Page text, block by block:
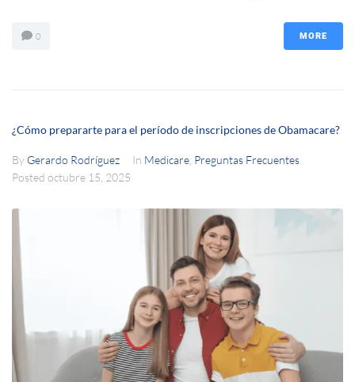
0 MORE
¿Cómo prepararte para el período de inscripciones de Obamacare?
By Gerardo Rodríguez In Medicare Preguntas Frecuentes
Posted octubre 15, 2025